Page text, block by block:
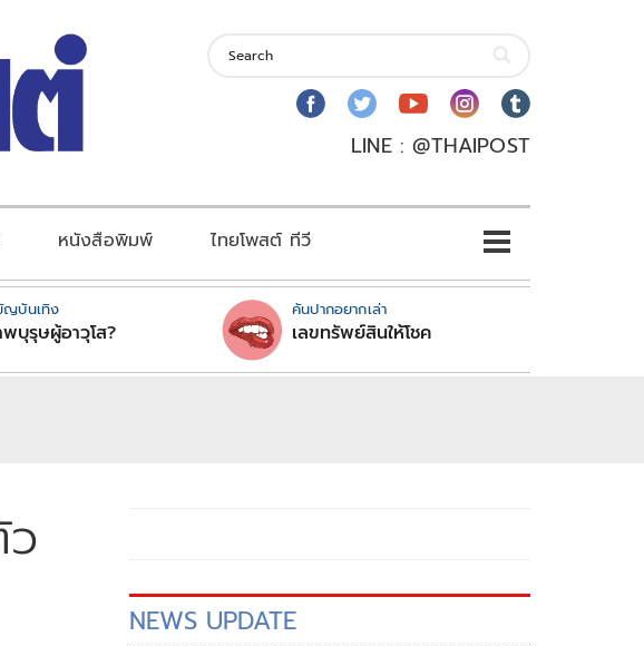
LINE : @THAIPOST
หนังสือพิมพ์ ไทยโพสต์ ทีวี
ญบันเทิง
บุรุษผู้อาวุโส?
คันปากอยากเล่า
เลขทรัพย์สินให้โชค
NEWS UPDATE